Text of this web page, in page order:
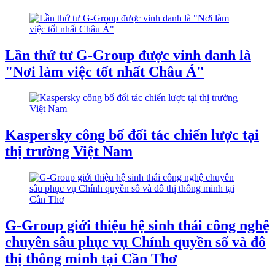
Lần thứ tư G-Group được vinh danh là
"Nơi làm việc tốt nhất Châu Á"
Kaspersky công bố đối tác chiến lược tại
thị trường Việt Nam
G-Group giới thiệu hệ sinh thái công nghệ
chuyên sâu phục vụ Chính quyền số và đô
thị thông minh tại Cần Thơ